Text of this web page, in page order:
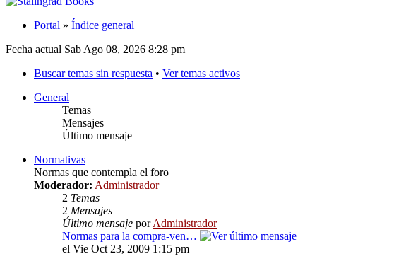
Portal » Índice general
Fecha actual Sab Ago 08, 2026 8:28 pm
Buscar temas sin respuesta • Ver temas activos
General
Temas
Mensajes
Último mensaje
Normativas
Normas que contempla el foro
Moderador: Administrador
2 Temas
2 Mensajes
Último mensaje porAdministrador
Normas para la compra-ven…
el Vie Oct 23, 2009 1:15 pm